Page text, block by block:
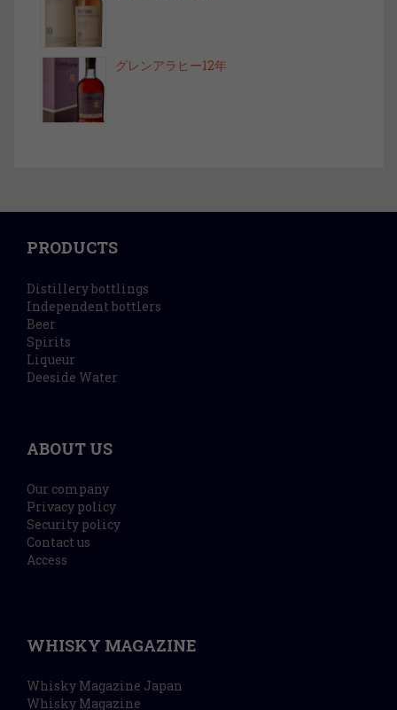
グレンアラヒー12年
PRODUCTS
Distillery bottlings
Independent bottlers
Beer
Spirits
Liqueur
Deeside Water
ABOUT US
Our company
Privacy policy
Security policy
Contact us
Access
WHISKY MAGAZINE
Whisky Magazine Japan
Whisky Magazine